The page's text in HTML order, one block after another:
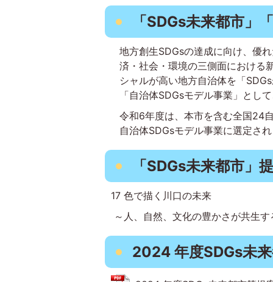
「SDGs未来都市」
地方創生SDGsの達成に向け、優
済・社会・環境の三側面における
シャルが高い地方自治体を「
「自治体SDGsモデル事業」とし
令和6年度は、本市を含む全国24
自治体SDGsモデル事業に選定さ
「SDGs未来都市」
17 色で描く川口の未来
～人、自然、文化の豊かさが共生
2024 年度SDGs未